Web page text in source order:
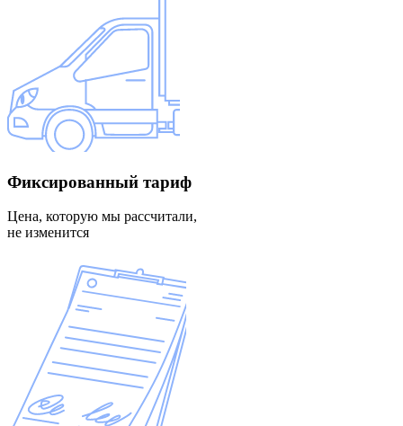
Фиксированный тариф
Цена, которую мы рассчитали,
не изменится